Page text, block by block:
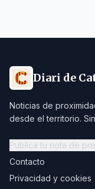
Diari de
Noticias de
desde el territorio.
Publica tu nota de
Contacto
Privacidad y cookies